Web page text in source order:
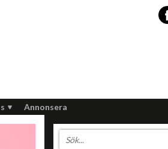
Annonsera